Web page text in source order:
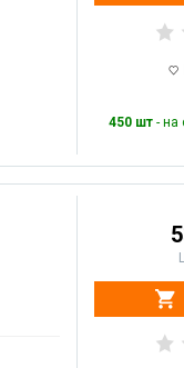
450 шт- на